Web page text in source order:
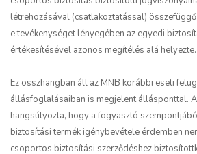
létrehozásával (csatlakoztatással)
e tevékenységet lényegében az egyedi
értékesítésével azonos megítélés alá helyezte.
Ez összhangban áll az MNB korábbi eseti
állásfoglalásaiban is megjelent állásponttal.
hangsúlyozta, hogy a fogyasztó
biztosítási termék igénybevétele érdemben
csoportos biztosítási szerződéshez